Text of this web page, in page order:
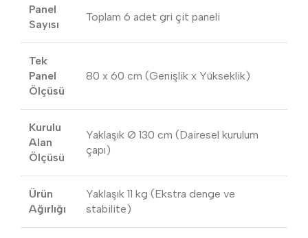
Panel
Sayısı
Toplam 6 adet gri çit paneli
Tek
Panel
Ölçüsü
80 x 60 cm (Genişlik x Yükseklik)
Kurulu
Alan
Ölçüsü
Yaklaşık Ø 130 cm (Dairesel kurulum
çapı)
Ürün
Ağırlığı
Yaklaşık 11 kg (Ekstra denge ve
stabilite)